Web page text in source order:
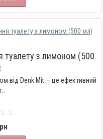
туалету з лимоном (500
від Denk Mit – це ефективний